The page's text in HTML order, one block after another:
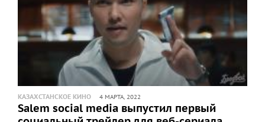
КАЗАХСТАНСКОЕ КИНО 4 МАРТА, 2022
Salem social media выпустил первый